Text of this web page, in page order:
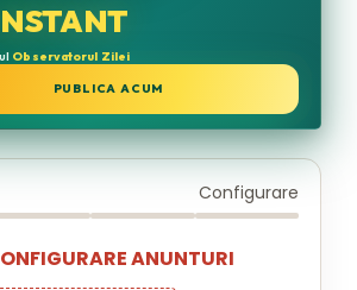
Observatorul Zilei
PUBLICA ACUM
Configurare
ANUNTURI